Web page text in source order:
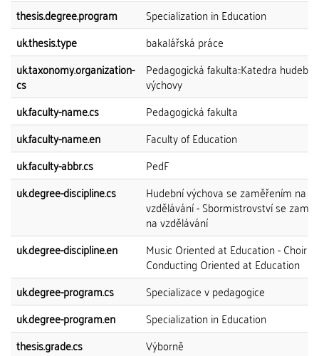
thesis.degree.program
Specialization in Education
uk.thesis.type
bakalářská práce
uk.taxonomy.organization-
cs
Pedagogická fakulta::Katedra hudební
výchovy
uk.faculty-name.cs
Pedagogická fakulta
uk.faculty-name.en
Faculty of Education
uk.faculty-abbr.cs
PedF
uk.degree-discipline.cs
Hudební výchova se zaměřením na
vzdělávání - Sbormistrovství se
na vzdělávání
uk.degree-discipline.en
Music Oriented at Education - Choir
Conducting Oriented at Education
uk.degree-program.cs
Specializace v pedagogice
uk.degree-program.en
Specialization in Education
thesis.grade.cs
Výborně